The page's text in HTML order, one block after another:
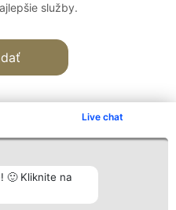
Live chat
🙂 Kliknite na
služby.
Kontakt
Kontakt